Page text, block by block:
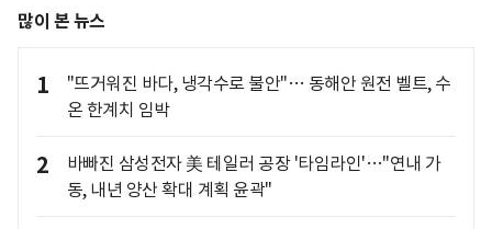
많이 본 뉴스
1
"뜨거워진 바다, 냉각수로 불안"… 동해안 원전 벨트, 수
온 한계치 임박
2
바빠진 삼성전자 美 테일러 공장 '타임라인'…"연내 가
동, 내년 양산 확대 계획 윤곽"